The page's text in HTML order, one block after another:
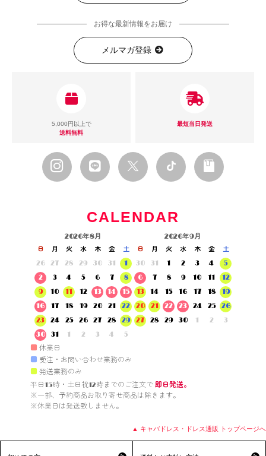
お得な最新情報をお届け
メルマガ登録
5,000円以上で
送料無料
最短当日発送
CALENDAR
2026年8月
日 月 火 水 木 金
土
26
27 28 29 30 31
1
2
3 4 5 6 7
8
9
10 11 12 13 14
15
16
17 18 19 20 21
22
23
24 25 26 27 28
29
30
31 1 2 3 4 5
2026年9月
日 月 火 水 木 金
土
30
31 1 2 3 4
5
6
7 8 9 10 11
12
13
14 15 16 17 18
19
20
21 22 23 24 25
26
27
28 29 30 1 2 3
■ 休業日
■ 受注・お問い合わせ業務のみ
■ 発送業務のみ
平日15時・土日祝12時までのご注文で 即日発送。
※一部、予約商品お取り寄せ商品は除きます。
※休業日は発送致しません。
▲ キャバドレス・ドレス通販 トップページへ